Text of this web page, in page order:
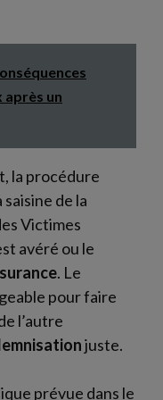
après un
la procédure
de la
Victimes
avéré ou le
. Le
pour faire
l’autre
juste.
prévue dans le